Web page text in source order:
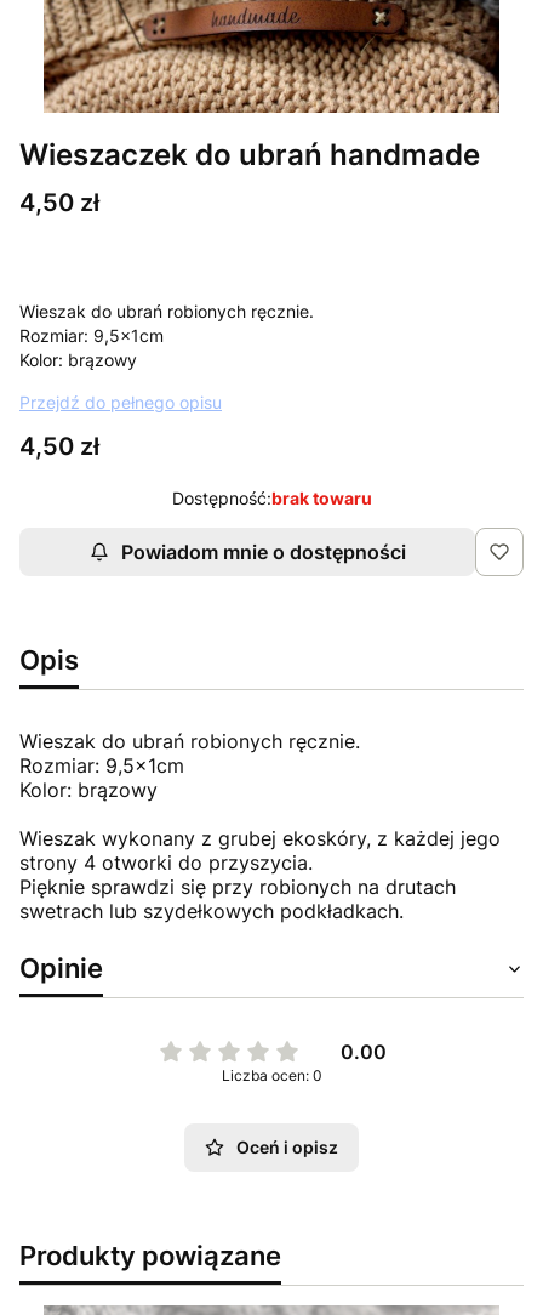
Wieszaczek do ubrań handmade
Cena
4,50 zł
Wieszak do ubrań robionych ręcznie.
Rozmiar: 9,5x1cm
Kolor: brązowy
Przejdź do pełnego opisu
Cena
4,50 zł
Dostępność:brak towaru
Powiadom mnie o dostępności
Opis
Wieszak do ubrań robionych ręcznie.
Rozmiar: 9,5x1cm
Kolor: brązowy
Wieszak wykonany z grubej ekoskóry, z każdej jego
strony 4 otworki do przyszycia.
Pięknie sprawdzi się przy robionych na drutach
swetrach lub szydełkowych podkładkach.
Opinie
0.00
Liczba ocen: 0
Oceń i opisz
Produkty powiązane